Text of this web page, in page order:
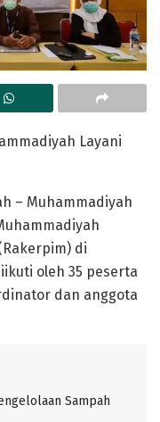
Layani
– Muhammadiyah
di
oleh 35 peserta
dan anggota
Sampah